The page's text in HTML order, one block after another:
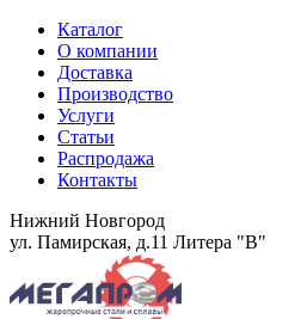
Каталог
О компании
Доставка
Производство
Услуги
Статьи
Распродажа
Контакты
Нижний Новгород
ул. Памирская, д.11 Литера "В"